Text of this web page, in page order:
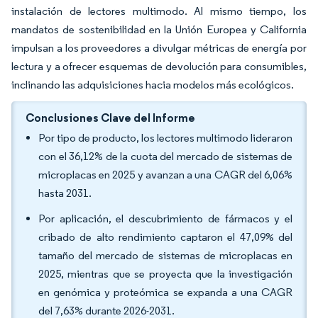
instalación de lectores multimodo. Al mismo tiempo, los
mandatos de sostenibilidad en la Unión Europea y California
impulsan a los proveedores a divulgar métricas de energía por
lectura y a ofrecer esquemas de devolución para consumibles,
inclinando las adquisiciones hacia modelos más ecológicos.
Conclusiones Clave del Informe
Por tipo de producto, los lectores multimodo lideraron
con el 36,12% de la cuota del mercado de sistemas de
microplacas en 2025 y avanzan a una CAGR del 6,06%
hasta 2031.
Por aplicación, el descubrimiento de fármacos y el
cribado de alto rendimiento captaron el 47,09% del
tamaño del mercado de sistemas de microplacas en
2025, mientras que se proyecta que la investigación
en genómica y proteómica se expanda a una CAGR
del 7,63% durante 2026-2031.